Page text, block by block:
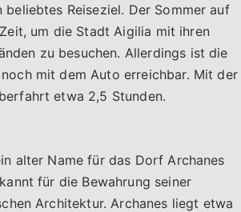
Reiseziel. Der Sommer auf
um die Stadt Aigilia mit ihren
zu besuchen. Allerdings ist die
mit dem Auto erreichbar. Mit der
etwa 2,5 Stunden.
alter Name für das Dorf Archanes
für die Bewahrung seiner
Architektur. Archanes liegt etwa